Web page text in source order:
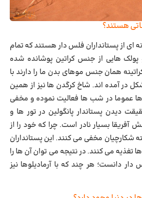
هستند؟
ای از پستانداران فلس دار هستند که تمام
هایی از جنس کراتین پوشانده شده
همان جنس موهای بدن ما را دارند با
در آمده اند. شاخ کرگدن ها نیز از همین
عموما در شب ها فعالیت نموده و مخفی
دیدن پستاندار پانگولین در تور ها و
بسیار نادر است. چرا که خود را از
شکارچیان مخفی می کنند. این پستانداران
تغذیه می کنند. در نتیجه می توان آن ها را
دانست؛ هر چند که با آرمادیلوها نیز